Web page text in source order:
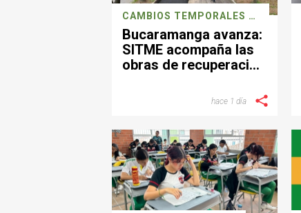
CAMBIOS TEMPORALES POR REPARACIONES DE MALLA VIAL
Bucaramanga avanza:
SITME acompaña las
obras de recuperación
temporales en suhace 1 día